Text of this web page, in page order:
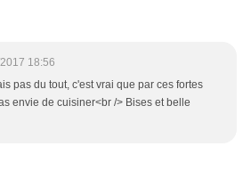
18:56
pas du tout, c'est vrai que par ces fortes
envie de cuisiner<br /> Bises et belle